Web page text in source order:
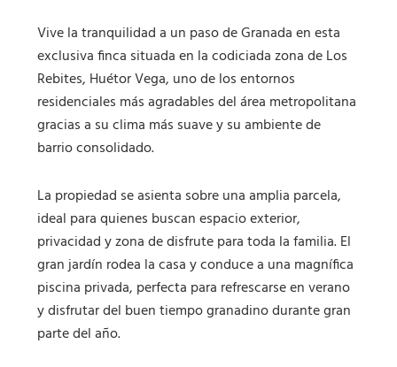
Vive la tranquilidad a un paso de Granada en esta
exclusiva finca situada en la codiciada zona de Los
Rebites, Huétor Vega, uno de los entornos
residenciales más agradables del área metropolitana
gracias a su clima más suave y su ambiente de
barrio consolidado.
La propiedad se asienta sobre una amplia parcela,
ideal para quienes buscan espacio exterior,
privacidad y zona de disfrute para toda la familia. El
gran jardín rodea la casa y conduce a una magnífica
piscina privada, perfecta para refrescarse en verano
y disfrutar del buen tiempo granadino durante gran
parte del año.